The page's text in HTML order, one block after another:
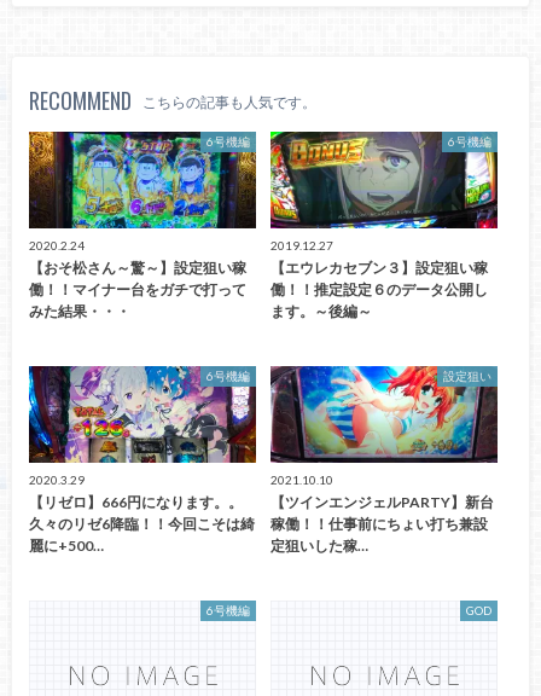
RECOMMEND こちらの記事も人気です。
6号機編
2020.2.24
【おそ松さん～驚～】設定狙い稼
働！！マイナー台をガチで打って
みた結果・・・
6号機編
2019.12.27
【エウレカセブン３】設定狙い稼
働！！推定設定６のデータ公開し
ます。～後編～
6号機編
2020.3.29
【リゼロ】666円になります。。
久々のリゼ6降臨！！今回こそは綺
麗に+500…
設定狙い
2021.10.10
【ツインエンジェルPARTY】新台
稼働！！仕事前にちょい打ち兼設
定狙いした稼…
6号機編 GOD